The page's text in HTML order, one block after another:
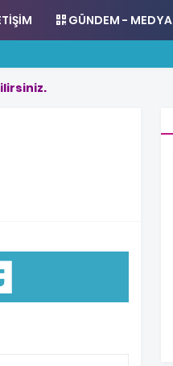
GÜNDEM - MEDYA
ilirsiniz.